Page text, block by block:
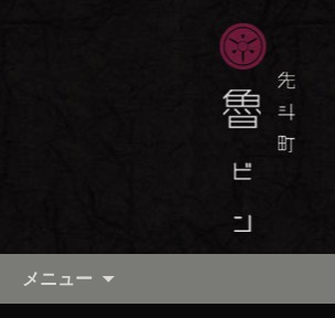
京都・先斗町の京料
「魯ビン（ろびん）
京都・先斗町の京町家で
の京料理・和食が自慢の
びん）」がお店からのお
料理について最新情報を
メニュー